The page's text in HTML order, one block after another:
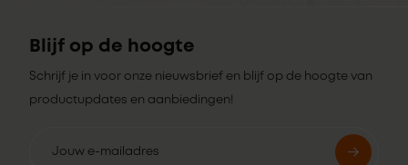
Blijf op de hoogte
Schrijf je in voor onze nieuwsbrief en blijf op de hoogte van
productupdates en aanbiedingen!